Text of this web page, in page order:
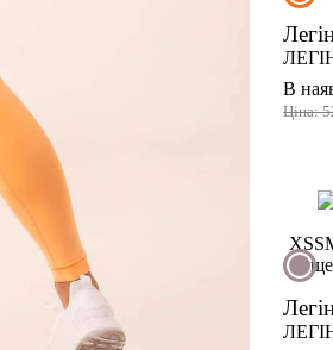
В
Ціна:
XSS